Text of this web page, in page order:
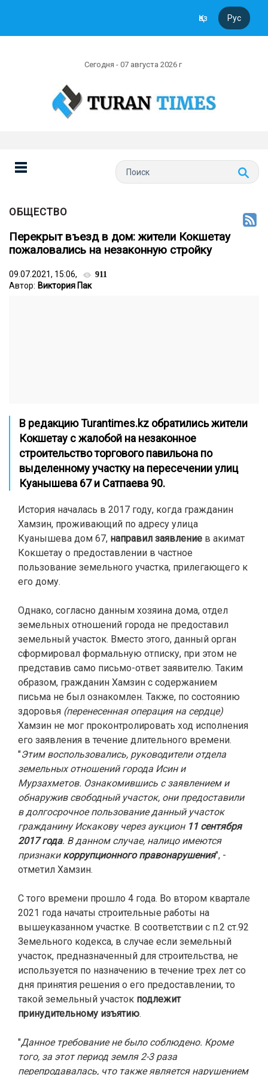
Қаз Рус
Сегодня - 07 августа 2026 г
ОБЩЕСТВО
Перекрыт въезд в дом: жители Кокшетау
пожаловались на незаконную стройку
09.07.2021, 15:06, 911
Автор: Виктория Пак
В редакциюTurantimes.kz обратились жители
Кокшетау с жалобой на незаконное
строительство торгового павильона по
выделенному участку на пересечении улиц
Куанышева 67 и Сатпаева 90.
История началась в 2017 году, когда гражданин
Хамзин, проживающий по адресу улица
Куанышева дом 67, направил заявление в акимат
Кокшетау о предоставлении в частное
пользование земельного участка, прилегающего к
его дому.
Однако, согласно данным хозяина дома, отдел
земельных отношений города не предоставил
земельный участок. Вместо этого, данный орган
сформировал формальную отписку, при этом не
представив само письмо-ответ заявителю. Таким
образом, гражданин Хамзин с содержанием
письма не был ознакомлен. Также, по состоянию
здоровья (перенесенная операция на сердце)
Хамзин не мог проконтролировать ход исполнения
его заявления в течение длительного времени.
"Этим воспользовались, руководители отдела
земельных отношений города Исин и
Мурзахметов. Ознакомившись с заявлением и
обнаружив свободный участок, они предоставили
в долгосрочное пользование данный участок
гражданину Искакову через аукцион 11 сентября
2017 года. В данном случае, налицо имеются
признаки коррупционного правонарушения", -
отметил Хамзин.
С того времени прошло 4 года. Во втором квартале
2021 года начаты строительные работы на
вышеуказанном участке. В соответствии с п.2 ст.92
Земельного кодекса, в случае если земельный
участок, предназначенный для строительства, не
используется по назначению в течение трех лет со
дня принятия решения о его предоставлении, то
такой земельный участок подлежит
принудительному изъятию.
"Данное требование не было соблюдено. Кроме
того, за этот период земля 2-3 раза
перепродавалась, что также является нарушением